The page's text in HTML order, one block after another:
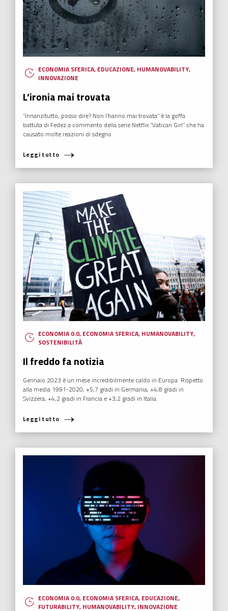
ECONOMIA SFERICA, EDUCAZIONE, HUMANOVABILITY,
INNOVAZIONE
L’ironia mai trovata
“Innanzitutto, posso dire? Non l’hanno mai trovata” è la goffa
battuta di Fedez a commento della serie Netflix “Vatican Girl” che ha
causato molte reazioni di sdegno.
Leggi tutto
ECONOMIA 0.0, ECONOMIA SFERICA, HUMANOVABILITY,
SOSTENIBILITÀ
Il freddo fa notizia
Gennaio 2023 è un mese incredibilmente caldo in Europa. Rispetto
alla media 1991-2020, +5,7 gradi in Germania, +4,8 gradi in
Svizzera, +4,2 gradi in Francia e +3,2 gradi in Italia.
Leggi tutto
ECONOMIA 0.0, ECONOMIA SFERICA, EDUCAZIONE,
FUTURABILITY, HUMANOVABILITY, INNOVAZIONE